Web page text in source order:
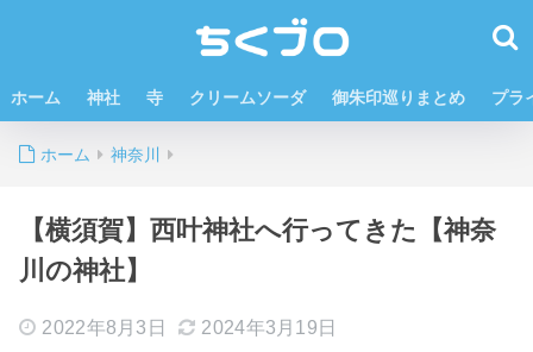
ホーム 神社 寺 クリームソーダ 御朱印巡りまとめ プラ
ホーム 神奈川
【横須賀】西叶神社へ行ってきた【神奈
川の神社】
2022年8月3日 2024年3月19日